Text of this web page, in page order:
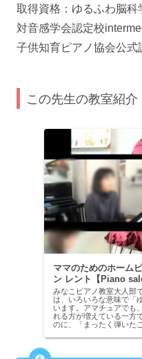
取得資格：ゆるふわ脳科
対音感学会認定校
子供知育ピアノ協会公式
この先生の教室紹介
ママのためのホーム
ン レント【Piano
みなこピアノ教室大人部
は、いろいろな意味で「
います。アマチュアでも
れる方が増えている一方
のに、「まったく弾いた